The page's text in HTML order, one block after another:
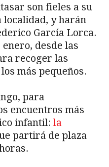
son fieles a su
localidad, y harán
García Lorca.
enero, desde las
recoger las
más pequeños.
para
encuentros más
infantil: la
partirá de plaza